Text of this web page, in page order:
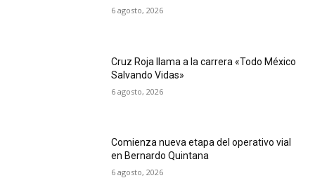
6 agosto, 2026
Cruz Roja llama a la carrera «Todo México
Salvando Vidas»
6 agosto, 2026
Comienza nueva etapa del operativo vial
en Bernardo Quintana
6 agosto, 2026